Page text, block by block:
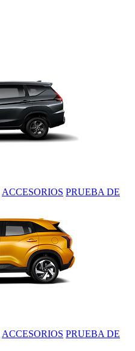
ACCESORIOS PRUEBA DE
ACCESORIOS PRUEBA DE